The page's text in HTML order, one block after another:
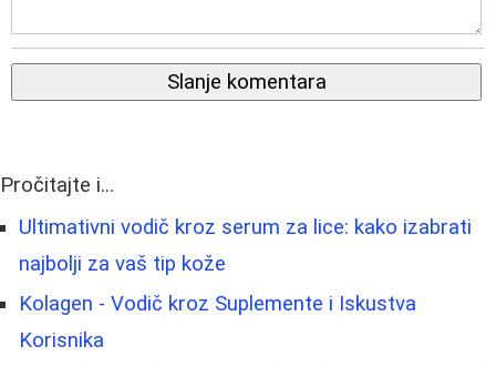
Slanje komentara
Pročitajte i...
Ultimativni vodič kroz serum za lice: kako izabrati
najbolji za vaš tip kože
Kolagen - Vodič kroz Suplemente i Iskustva
Korisnika